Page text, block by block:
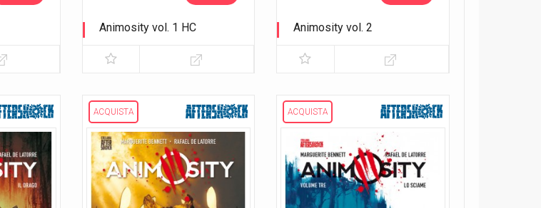
Animosity vol. 1 HC Animosity vol. 2
ACQUISTA ACQUISTA